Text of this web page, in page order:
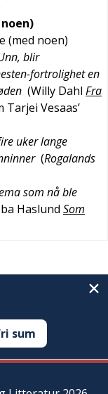
(med noen)
blir
fortrolighet en
(Willy Dahl Fra
Tarjei Vesaas’
uker lange
(Rogalands
som nå ble
Haslund Som
sum